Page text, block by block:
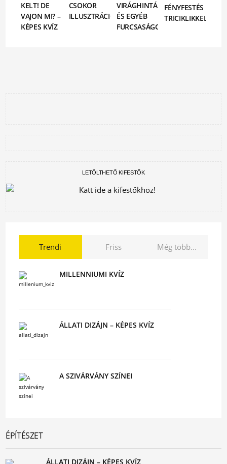
KELT! DE
VAJON MI? –
KÉPES KVÍZ
CSOKOR
ILLUSZTRÁCIÓ
VIRÁGHINTÁK
ÉS EGYÉB
FURCSASÁGOK
FÉNYFESTÉS
TRICIKLIKKEL
LETÖLTHETŐ KIFESTŐK
Trendi Friss Még több...
MILLENNIUMI KVÍZ
ÁLLATI DIZÁJN – KÉPES KVÍZ
A SZIVÁRVÁNY SZÍNEI
ÉPÍTÉSZET
ÁLLATI DIZÁJN – KÉPES KVÍZ